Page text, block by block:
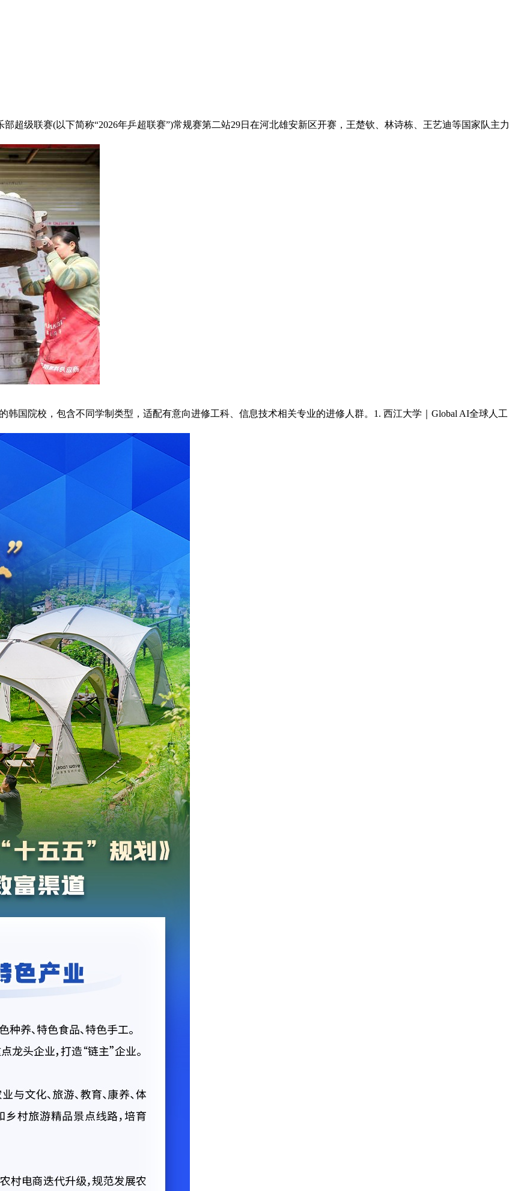
超级联赛(以下简称“2026年乒超联赛”)常规赛第二站29日在河北雄安新区开赛，王楚钦、林诗栋、王艺迪等国家队主力
韩国院校，包含不同学制类型，适配有意向进修工科、信息技术相关专业的进修人群。1. 西江大学｜Global AI全球人工